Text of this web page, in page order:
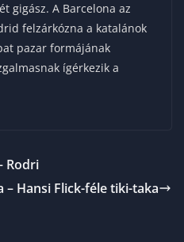
gigász. A Barcelona az
felzárkózna a katalánok
pazar formájának
ígérkezik a
Rodri
Hansi Flick-féle tiki-taka